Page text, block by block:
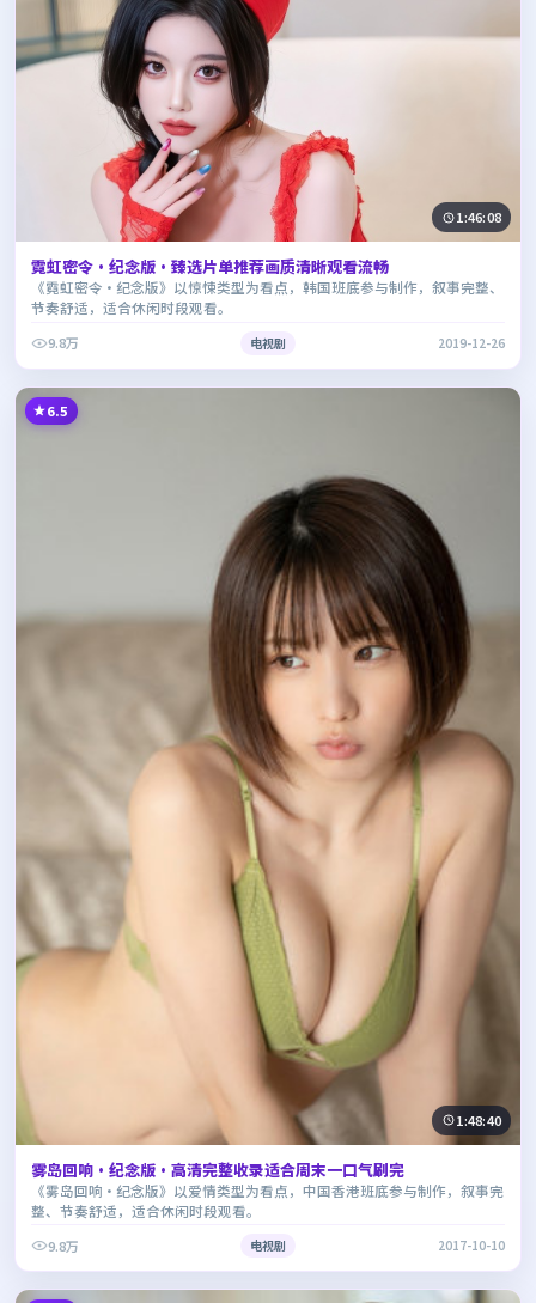
1:46:08
霓虹密令·纪念版·臻选片单推荐画质清晰观看流畅
《霓虹密令·纪念版》以惊悚类型为看点，韩国班底参与制作，叙事完整、
节奏舒适，适合休闲时段观看。
9.8万
电视剧 2019-12-26
6.5
1:48:40
雾岛回响·纪念版·高清完整收录适合周末一口气刷完
《雾岛回响·纪念版》以爱情类型为看点，中国香港班底参与制作，叙事完
整、节奏舒适，适合休闲时段观看。
9.8万
电视剧 2017-10-10